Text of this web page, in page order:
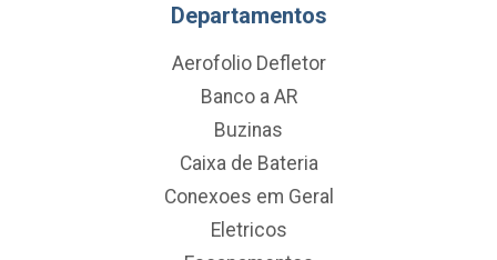
Departamentos
Aerofolio Defletor
Banco a AR
Buzinas
Caixa de Bateria
Conexoes em Geral
Eletricos